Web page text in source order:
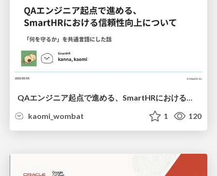
kaomi_wombat
1 120